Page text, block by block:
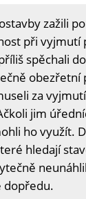
zažili
při vyjmutí
spěchali
obezřetní
za
jim
ho využít.
hledají
dopředu.